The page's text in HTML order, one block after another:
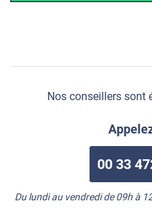
Nos conseillers sont
00 33
Du lundi au vendredi de 09h à